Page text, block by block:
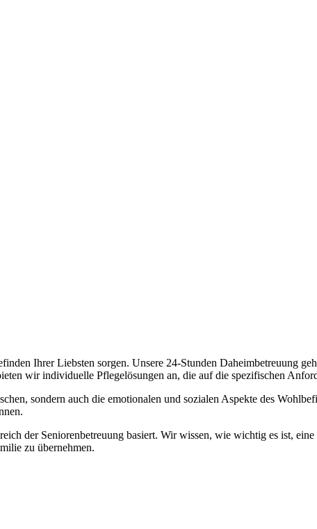
Ihrer Liebsten sorgen. Unsere 24-Stunden Daheimbetreuung
wir individuelle Pflegelösungen an, die auf die spezifischen
sondern auch die emotionalen und sozialen Aspekte des
der Seniorenbetreuung basiert. Wir wissen, wie wichtig es ist,
zu übernehmen.